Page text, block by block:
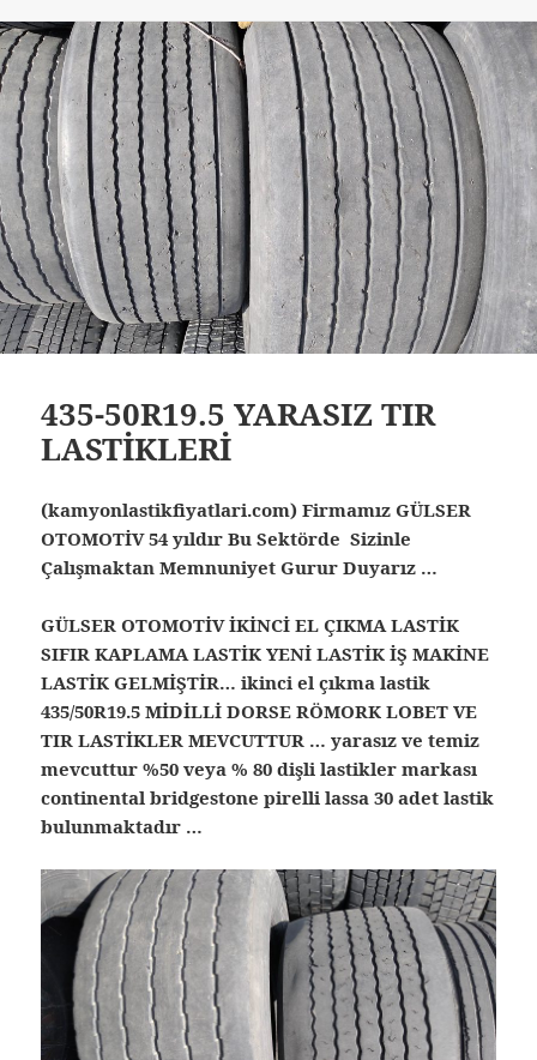
435-50R19.5 YARASIZ TIR
LASTİKLERİ
(kamyonlastikfiyatlari.com) Firmamız GÜLSER
OTOMOTİV 54 yıldır Bu Sektörde Sizinle
Çalışmaktan Memnuniyet Gurur Duyarız …
GÜLSER OTOMOTİV İKİNCİ EL ÇIKMA LASTİK
SIFIR KAPLAMA LASTİK YENİ LASTİK İŞ MAKİNE
LASTİK GELMİŞTİR… ikinci el çıkma lastik
435/50R19.5 MİDİLLİ DORSE RÖMORK LOBET VE
TIR LASTİKLER MEVCUTTUR … yarasız ve temiz
mevcuttur %50 veya % 80 dişli lastikler markası
continental bridgestone pirelli lassa 30 adet lastik
bulunmaktadır …